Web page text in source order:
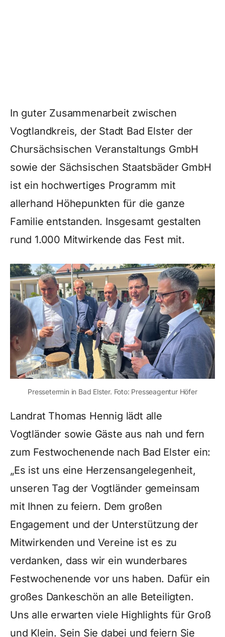
In guter Zusammenarbeit zwischen
Vogtlandkreis, der Stadt Bad Elster der
Chursächsischen Veranstaltungs GmbH
sowie der Sächsischen Staatsbäder GmbH
ist ein hochwertiges Programm mit
allerhand Höhepunkten für die ganze
Familie entstanden. Insgesamt gestalten
rund 1.000 Mitwirkende das Fest mit.
Pressetermin in Bad Elster. Foto: Presseagentur Höfer
Landrat Thomas Hennig lädt alle
Vogtländer sowie Gäste aus nah und fern
zum Festwochenende nach Bad Elster ein:
„Es ist uns eine Herzensangelegenheit,
unseren Tag der Vogtländer gemeinsam
mit Ihnen zu feiern. Dem großen
Engagement und der Unterstützung der
Mitwirkenden und Vereine ist es zu
verdanken, dass wir ein wunderbares
Festwochenende vor uns haben. Dafür ein
großes Dankeschön an alle Beteiligten.
Uns alle erwarten viele Highlights für Groß
und Klein. Sein Sie dabei und feiern Sie